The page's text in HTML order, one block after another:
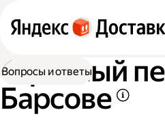
Офисный
Барсове
Вопросы и ответы